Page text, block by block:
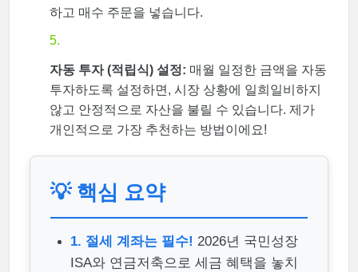
하고 매수 주문을 넣습니다.
자동 투자 (적립식) 설정: 매월 일정한 금액을 자동
투자하도록 설정하면, 시장 상황에 일희일비하지
않고 안정적으로 자산을 불릴 수 있습니다. 제가
개인적으로 가장 추천하는 방법이에요!
💡 핵심 요약
1. 절세 계좌는 필수! 2026년 국민성장
ISA와 연금저축으로 세금 혜택을 놓치